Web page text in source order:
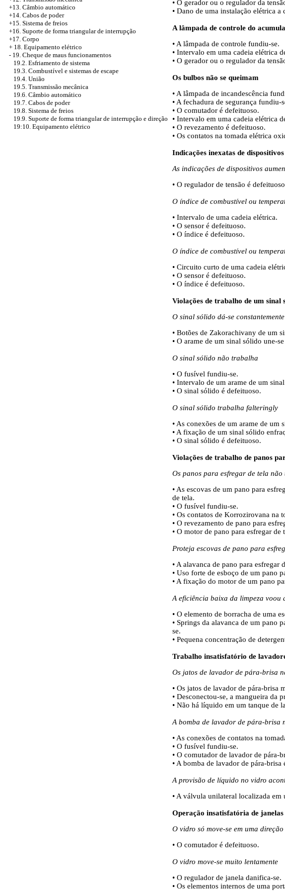
+13. Câmbio automático
+14. Cabos de poder
+15. Sistema de freios
+16. Suporte de forma triangular de interrupção
+17. Corpo
+ 18. Equipamento elétrico
- 19. Cheque de maus funcionamentos
19.2. Esfriamento de sistema
19.3. Combustível e sistemas de escape
19.4. União
19.5. Transmissão mecânica
19.6. Câmbio automático
19.7. Cabos de poder
19.8. Sistema de freios
19.9. Suporte de forma triangular de interrupção e direção
19:10. Equipamento elétrico
• O gerador ou o regulador da
• Dano de uma instalação elétrica a
A lâmpada de controle do
• A lâmpada de controle fundiu-se.
• Intervalo em uma cadeia elétrica
• O gerador ou o regulador da
Os bulbos não se queimam
• A lâmpada de incandescência
• A fechadura de segurança fundiu-
• O comutador é defeituoso.
• Intervalo em uma cadeia elétrica
• O revezamento é defeituoso.
• Os contatos na tomada elétrica
Indicações inexatas de dispositivos
As indicações de dispositivos
• O regulador de tensão é
O índice de combustível ou
• Intervalo de uma cadeia elétrica.
• O sensor é defeituoso.
• O índice é defeituoso.
O índice de combustível ou
• Circuito curto de uma cadeia
• O sensor é defeituoso.
• O índice é defeituoso.
Violações de trabalho de um sinal
O sinal sólido dá-se constantemente
• Botões de Zakorachivany de um
• O arame de um sinal sólido une-
O sinal sólido não trabalha
• O fusível fundiu-se.
• Intervalo de um arame de um
• O sinal sólido é defeituoso.
O sinal sólido trabalha falteringly
• As conexões de um arame de um
• A fixação de um sinal sólido
• O sinal sólido é defeituoso.
Violações de trabalho de panos
Os panos para esfregar de tela
• As escovas de um pano para
de tela.
• O fusível fundiu-se.
• Os contatos de Korrozirovana na
• O revezamento de pano para
• O motor de pano para esfregar de
Proteja escovas de pano para
• A alavanca de pano para esfregar
• Uso forte de esboço de um pano
• A fixação do motor de um pano
A eficiência baixa da limpeza voou
• O elemento de borracha de uma
• Springs da alavanca de um pano
se.
• Pequena concentração de
Trabalho insatisfatório de
Os jatos de lavador de pára-brisa
• Os jatos de lavador de pára-brisa
• Desconectou-se, a mangueira da
• Não há líquido em um tanque de
A bomba de lavador de pára-brisa
• As conexões de contatos na
• O fusível fundiu-se.
• O comutador de lavador de pára-
• A bomba de lavador de pára-brisa
A provisão de líquido no vidro
• A válvula unilateral localizada
Operação insatisfatória de janelas
O vidro só move-se em uma direção
• O comutador é defeituoso.
O vidro move-se muito lentamente
• O regulador de janela danifica-se.
• Os elementos internos de uma